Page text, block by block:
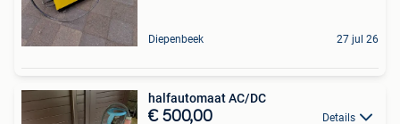
Diepenbeek 27 jul 26
halfautomaat AC/DC
€ 500,00 Details